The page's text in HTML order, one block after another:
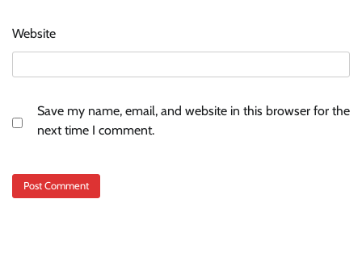
Website
Save my name, email, and website in this browser for the
next time I comment.